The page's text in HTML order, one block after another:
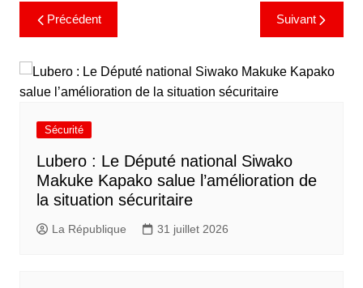
Précédent Suivant
Sécurité
Lubero : Le Député national Siwako
Makuke Kapako salue l’amélioration de
la situation sécuritaire
La République 31 juillet 2026